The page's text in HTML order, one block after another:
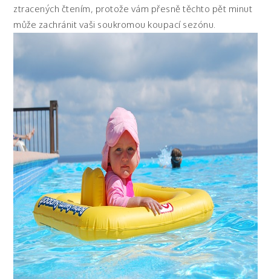
ztracených čtením, protože vám přesně těchto pět minut
může zachránit vaši soukromou koupací sezónu.